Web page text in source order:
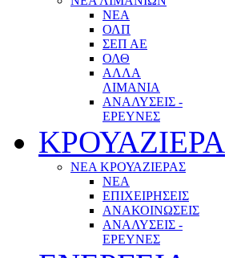
ΝΕΑ
ΟΛΠ
ΣΕΠ ΑΕ
ΟΛΘ
ΑΛΛΑ
ΛΙΜΑΝΙΑ
ΑΝΑΛΥΣΕΙΣ -
ΕΡΕΥΝΕΣ
ΚΡΟΥΑΖΙΕΡΑ
ΝΕΑ ΚΡΟΥΑΖΙΕΡΑΣ
NEA
ΕΠΙΧΕΙΡΗΣΕΙΣ
ΑΝΑΚΟΙΝΩΣΕΙΣ
ΑΝΑΛΥΣΕΙΣ -
ΕΡΕΥΝΕΣ